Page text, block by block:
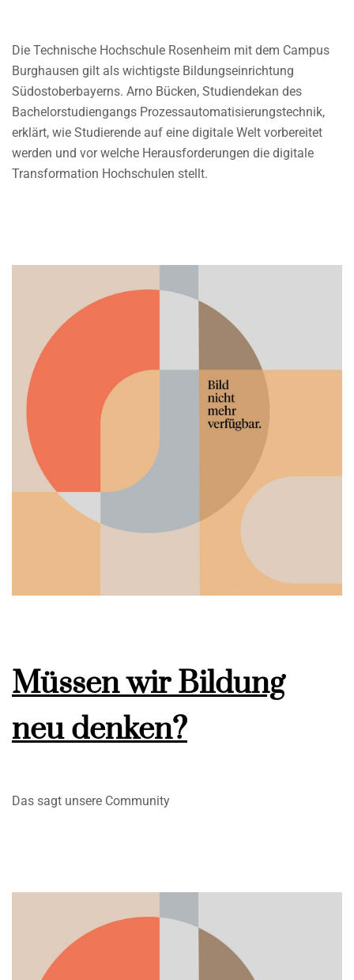
Die Technische Hochschule Rosenheim mit dem Campus
Burghausen gilt als wichtigste Bildungseinrichtung
Südostoberbayerns. Arno Bücken, Studiendekan des
Bachelorstudiengangs Prozessautomatisierungstechnik,
erklärt, wie Studierende auf eine digitale Welt vorbereitet
werden und vor welche Herausforderungen die digitale
Transformation Hochschulen stellt.
Müssen wir Bildung
neu denken?
Das sagt unsere Community